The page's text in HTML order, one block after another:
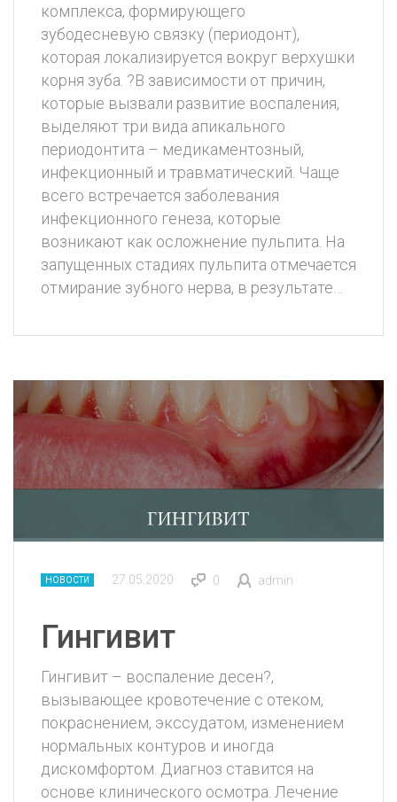
комплекса, формирующего
зубодесневую связку (периодонт),
которая локализируется вокруг верхушки
корня зуба. ?В зависимости от причин,
которые вызвали развитие воспаления,
выделяют три вида апикального
периодонтита – медикаментозный,
инфекционный и травматический. Чаще
всего встречается заболевания
инфекционного генеза, которые
возникают как осложнение пульпита. На
запущенных стадиях пульпита отмечается
отмирание зубного нерва, в результате…
НОВОСТИ 27.05.2020 0 admin
Гингивит
Гингивит – воспаление десен?,
вызывающее кровотечение с отеком,
покраснением, экссудатом, изменением
нормальных контуров и иногда
дискомфортом. Диагноз ставится на
основе клинического осмотра. Лечение